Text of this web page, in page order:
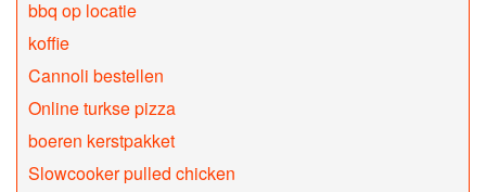
bbq op locatie
koffie
Cannoli bestellen
Online turkse pizza
boeren kerstpakket
Slowcooker pulled chicken